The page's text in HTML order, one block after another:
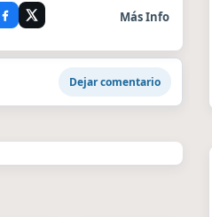
Más Info
Dejar comentario